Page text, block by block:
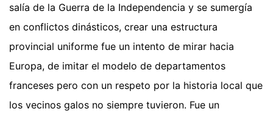
salía de la Guerra de la Independencia y se sumergía
en conflictos dinásticos, crear una estructura
provincial uniforme fue un intento de mirar hacia
Europa, de imitar el modelo de departamentos
franceses pero con un respeto por la historia local que
los vecinos galos no siempre tuvieron. Fue un